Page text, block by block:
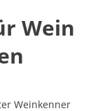
Wein
Weinkenner